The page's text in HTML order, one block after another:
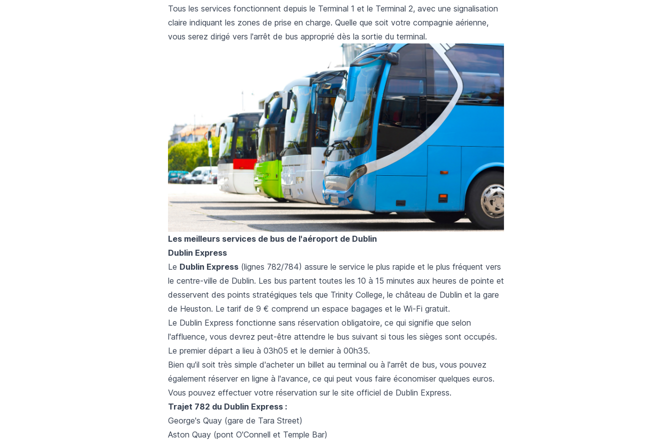
Tous les services fonctionnent depuis le Terminal 1 et le Terminal 2, avec une signalisation
claire indiquant les zones de prise en charge. Quelle que soit votre compagnie aérienne,
vous serez dirigé vers l'arrêt de bus approprié dès la sortie du terminal.
Les meilleurs services de bus de l'aéroport de Dublin
Dublin Express
Le Dublin Express (lignes 782/784) assure le service le plus rapide et le plus fréquent vers
le centre-ville de Dublin. Les bus partent toutes les 10 à 15 minutes aux heures de pointe et
desservent des points stratégiques tels que Trinity College, le château de Dublin et la gare
de Heuston. Le tarif de 9 € comprend un espace bagages et le Wi-Fi gratuit.
Le Dublin Express fonctionne sans réservation obligatoire, ce qui signifie que selon
l'affluence, vous devrez peut-être attendre le bus suivant si tous les sièges sont occupés.
Le premier départ a lieu à 03h05 et le dernier à 00h35.
Bien qu'il soit très simple d'acheter un billet au terminal ou à l'arrêt de bus, vous pouvez
également réserver en ligne à l'avance, ce qui peut vous faire économiser quelques euros.
Vous pouvez effectuer votre réservation sur le site officiel de Dublin Express.
Trajet 782 du Dublin Express :
George's Quay (gare de Tara Street)
Aston Quay (pont O'Connell et Temple Bar)